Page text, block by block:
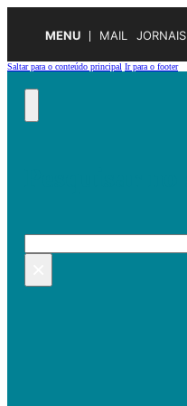
MENU MAIL JORNAIS
Saltar para o conteúdo principal Ir para o footer
Pesquisar